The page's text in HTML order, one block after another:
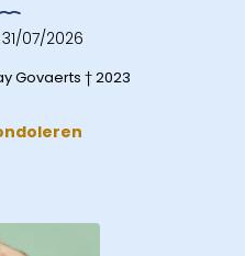
31/07/2026
Govaerts † 2023